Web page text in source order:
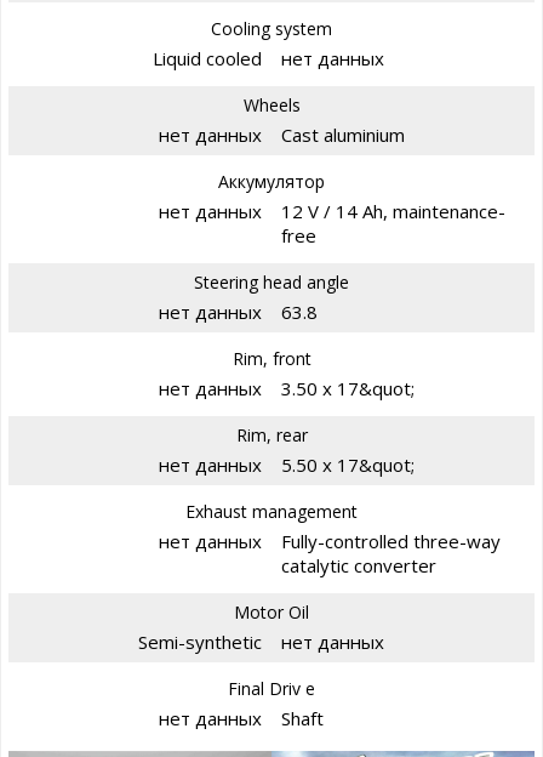
Cooling system
Liquid cooled нет данных
Wheels
нет данных Cast aluminium
Аккумулятор
нет данных
12 V / 14 Ah, maintenance-
free
Steering head angle
нет данных 63.8
Rim, front
нет данных 3.50 x 17&quot;
Rim, rear
нет данных 5.50 x 17&quot;
Exhaust management
нет данных
Fully-controlled three-way
catalytic converter
Motor Oil
Semi-synthetic нет данных
Final Driv e
нет данных Shaft